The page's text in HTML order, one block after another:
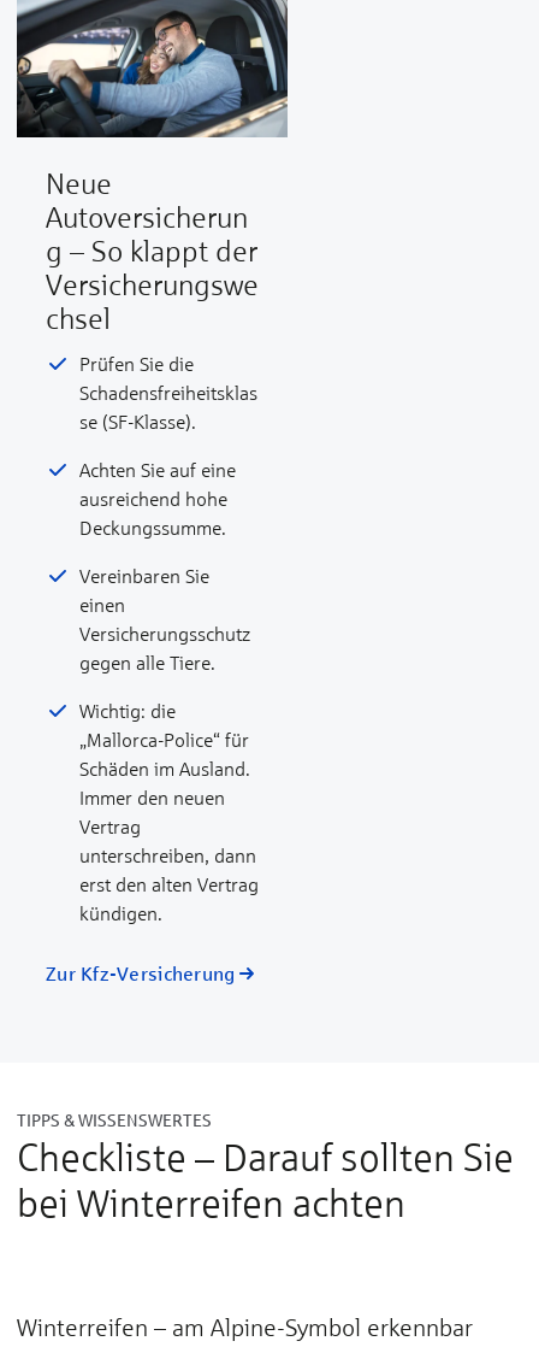
Neue
Autoversicherun
g – So klappt der
Versicherungswe
chsel
Prüfen Sie die
Schadensfreiheitsklas
se (SF-Klasse).
Achten Sie auf eine
ausreichend hohe
Deckungssumme.
Vereinbaren Sie
einen
Versicherungsschutz
gegen alle Tiere.
Wichtig: die
„Mallorca-Police“ für
Schäden im Ausland.
Immer den neuen
Vertrag
unterschreiben, dann
erst den alten Vertrag
kündigen.
Zur Kfz-Versicherung
TIPPS & WISSENSWERTES
Checkliste – Darauf sollten Sie
bei Winter­reifen achten
Winterreifen – am Alpine-Symbol erkennbar